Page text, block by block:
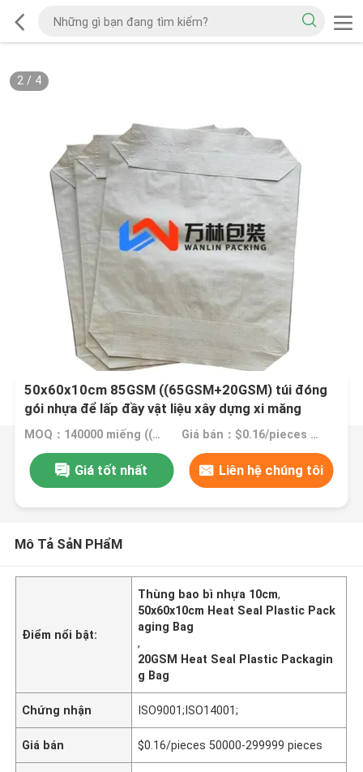
2/ 4
50x60x10cm 85GSM ((65GSM+20GSM) túi đóng
gói nhựa để lấp đầy vật liệu xây dựng xi măng
MOQ：140000 miếng ((20GP) Giá bán：$0.16/pieces 50000-299999 pieces
Giá tốt nhất Liên hệ chúng tôi
Mô Tả SảN PHẩM
Điểm nổi bật:
Thùng bao bì nhựa 10cm,
50x60x10cm Heat Seal Plastic Pack
aging Bag
,
20GSM Heat Seal Plastic Packagin
g Bag
Chứng nhận ISO9001;ISO14001;
Giá bán $0.16/pieces 50000-299999 pieces